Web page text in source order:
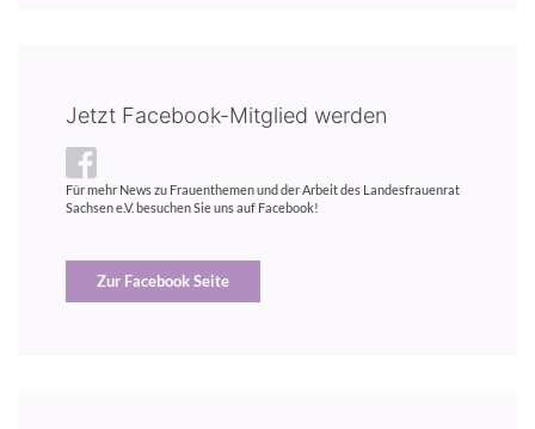
Jetzt Facebook-Mitglied werden
Für mehr News zu Frauenthemen und der Arbeit des Landesfrauenrat
Sachsen e.V. besuchen Sie uns auf Facebook!
Zur Facebook Seite